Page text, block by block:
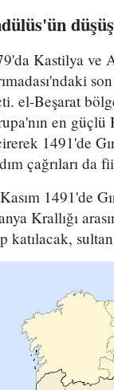
Kastilya ve
el-Beşarat
en güçlü
1491'de
çağrıları da
1491'de
Krallığı
katılacak,